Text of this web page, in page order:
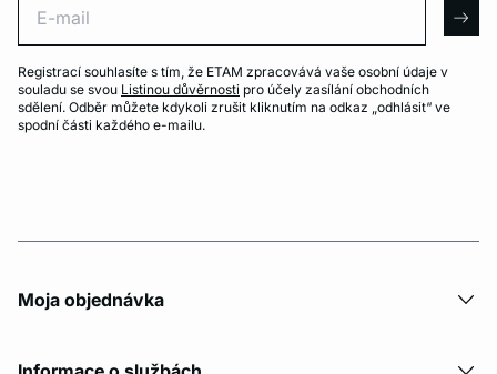
Registrací souhlasíte s tím, že ETAM zpracovává vaše osobní údaje v
souladu se svou Listinou důvěrnosti pro účely zasílání obchodních
sdělení. Odběr můžete kdykoli zrušit kliknutím na odkaz „odhlásit“ ve
spodní části každého e-mailu.
Moja objednávka